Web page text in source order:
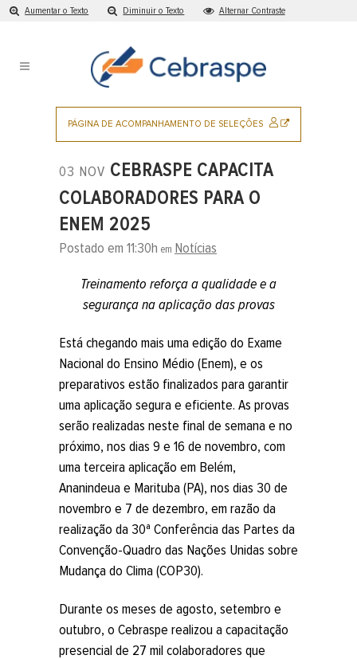
Aumentar o Texto Diminuir o Texto Alternar Contraste
PÁGINA DE ACOMPANHAMENTO DE SELEÇÕES SITE
EXTERNO
03 NOV CEBRASPE CAPACITA
COLABORADORES PARA O
ENEM 2025
Postado em 11:30h em Notícias
Treinamento reforça a qualidade e a
segurança na aplicação das provas
Está chegando mais uma edição do Exame
Nacional do Ensino Médio (Enem), e os
preparativos estão finalizados para garantir
uma aplicação segura e eficiente. As provas
serão realizadas neste final de semana e no
próximo, nos dias 9 e 16 de novembro, com
uma terceira aplicação em Belém,
Ananindeua e Marituba (PA), nos dias 30 de
novembro e 7 de dezembro, em razão da
realização da 30ª Conferência das Partes da
Convenção-Quadro das Nações Unidas sobre
Mudança do Clima (COP30).
Durante os meses de agosto, setembro e
outubro, o Cebraspe realizou a capacitação
presencial de 27 mil colaboradores que